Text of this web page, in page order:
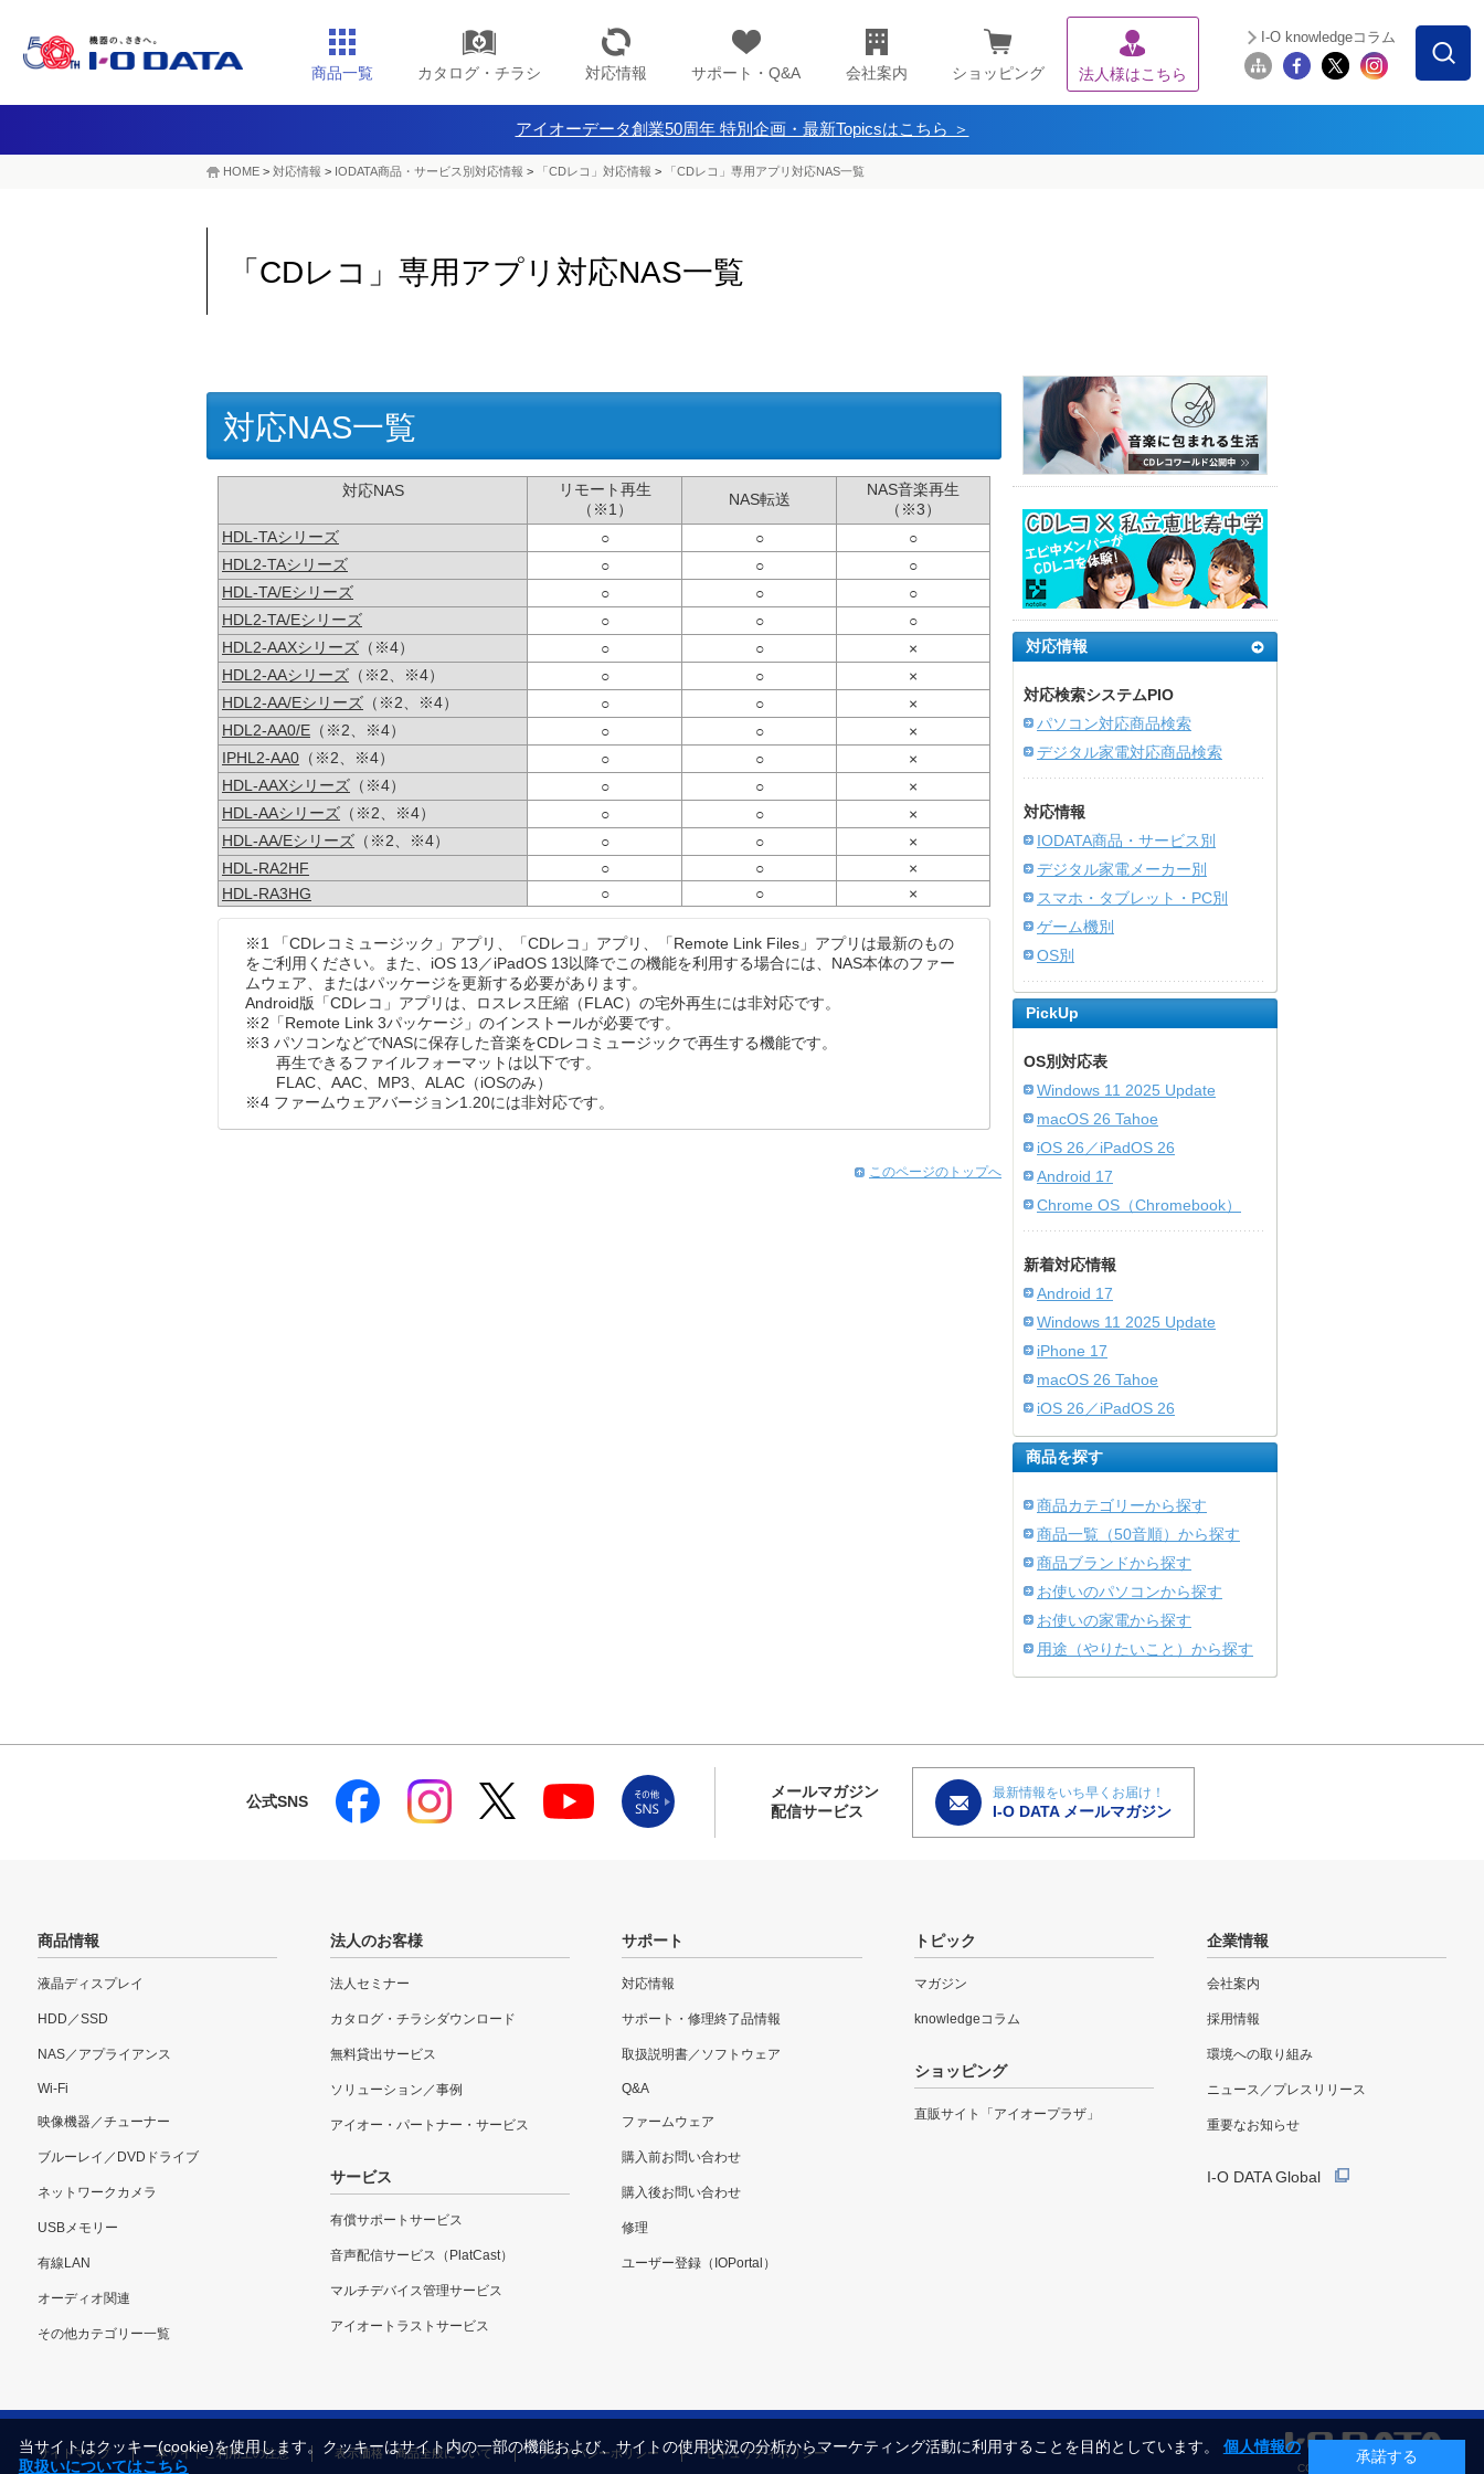
商品一覧 カタログ・チラシ 対応情報 サポート・Q&A 会社案内 ショッピング 法人様はこちら
I-O knowledgeコラム
アイオーデータ創業50周年 特別企画・最新Topicsはこちら ＞
HOME > 対応情報 > IODATA商品・サービス別対応情報 > 「CDレコ」対応情報 > 「CDレコ」専用アプリ対応NAS一覧
「CDレコ」専用アプリ対応NAS一覧
対応NAS一覧
対応NAS
リモート再生
（※1）
NAS転送
NAS音楽再生
（※3）
HDL-TAシリーズ
○ ○
○
HDL2-TAシリーズ
○ ○
○
HDL-TA/Eシリーズ
○ ○
○
HDL2-TA/Eシリーズ
○ ○
○
HDL2-AAXシリーズ （※4） ○ ○
×
HDL2-AAシリーズ （※2、※4） ○ ○
×
HDL2-AA/Eシリーズ （※2、※4） ○ ○
×
HDL2-AA0/E （※2、※4） ○ ○
×
IPHL2-AA0 （※2、※4） ○ ○
×
HDL-AAXシリーズ （※4） ○ ○
×
HDL-AAシリーズ （※2、※4） ○ ○
×
HDL-AA/Eシリーズ （※2、※4） ○ ○
×
HDL-RA2HF
○ ○
×
HDL-RA3HG
○ ○ ×
※1 「CDレコミュージック」アプリ、「CDレコ」アプリ、「Remote Link Files」アプリは最新のもの
をご利用ください。また、iOS 13／iPadOS 13以降でこの機能を利用する場合には、NAS本体のファー
ムウェア、またはパッケージを更新する必要があります。
Android版「CDレコ」アプリは、ロスレス圧縮（FLAC）の宅外再生には非対応です。
※2「Remote Link 3パッケージ」のインストールが必要です。
※3 パソコンなどでNASに保存した音楽をCDレコミュージックで再生する機能です。
再生できるファイルフォーマットは以下です。
FLAC、AAC、MP3、ALAC（iOSのみ）
※4 ファームウェアバージョン1.20には非対応です。
このページのトップへ
対応情報
対応検索システムPIO
パソコン対応商品検索
デジタル家電対応商品検索
対応情報
IODATA商品・サービス別
デジタル家電メーカー別
スマホ・タブレット・PC別
ゲーム機別
OS別
PickUp
OS別対応表
Windows 11 2025 Update
macOS 26 Tahoe
iOS 26／iPadOS 26
Android 17
Chrome OS（Chromebook）
新着対応情報
Android 17
Windows 11 2025 Update
iPhone 17
macOS 26 Tahoe
iOS 26／iPadOS 26
商品を探す
商品カテゴリーから探す
商品一覧（50音順）から探す
商品ブランドから探す
お使いのパソコンから探す
お使いの家電から探す
用途（やりたいこと）から探す
公式SNS
メールマガジン
配信サービス
最新情報をいち早くお届け！
I-O DATA メールマガジン
商品情報
液晶ディスプレイ
HDD／SSD
NAS／アプライアンス
Wi-Fi
映像機器／チューナー
ブルーレイ／DVDドライブ
ネットワークカメラ
USBメモリー
有線LAN
オーディオ関連
その他カテゴリー一覧
法人のお客様
法人セミナー
カタログ・チラシダウンロード
無料貸出サービス
ソリューション／事例
アイオー・パートナー・サービス
サービス
有償サポートサービス
音声配信サービス（PlatCast）
マルチデバイス管理サービス
アイオートラストサービス
サポート
対応情報
サポート・修理終了品情報
取扱説明書／ソフトウェア
Q&A
ファームウェア
購入前お問い合わせ
購入後お問い合わせ
修理
ユーザー登録（IOPortal）
トピック
マガジン
knowledgeコラム
ショッピング
直販サイト「アイオープラザ」
企業情報
会社案内
採用情報
環境への取り組み
ニュース／プレスリリース
重要なお知らせ
I-O DATA Global
サイトマップ 本サイトご利用上の注意 表示価格・商品全般について プライバシーポリシー セキュリティポリシー
COPYRIGHT©I-O DATA, INC.
当サイトはクッキー(cookie)を使用します。クッキーはサイト内の一部の機能および、サイトの使用状況の分析からマーケティング活動に利用することを目的としています。
個人情報の
取扱いについてはこちら
承諾する